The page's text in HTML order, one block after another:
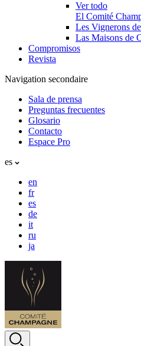
Ver todo
El Comité
Les Vignerons
Las Maisons de
Compromisos
Revista
Navigation secondaire
Sala de prensa
Preguntas frecuentes
Glosario
Contacto
Espace Pro
es
en
fr
es
de
it
ru
ja